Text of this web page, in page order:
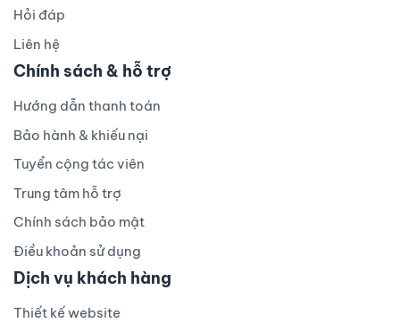
Hỏi đáp
Liên hệ
Chính sách & hỗ trợ
Hướng dẫn thanh toán
Bảo hành & khiếu nại
Tuyển cộng tác viên
Trung tâm hỗ trợ
Chính sách bảo mật
Điều khoản sử dụng
Dịch vụ khách hàng
Thiết kế website